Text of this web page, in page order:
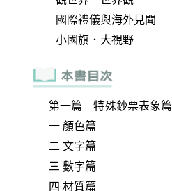
第一篇 特殊鈔票表象篇
一 顏色篇
二 文字篇
三 數字篇
四 材質篇